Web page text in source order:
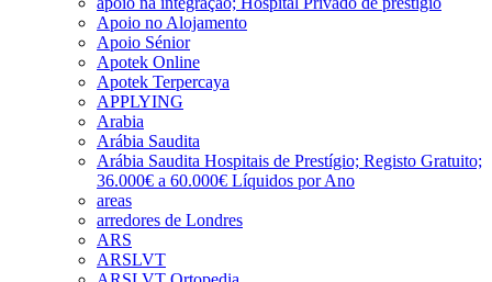
Apoio no Alojamento
Apoio Sénior
Apotek Online
Apotek Terpercaya
APPLYING
Arabia
Arábia Saudita
Arábia Saudita Hospitais de Prestígio; Registo Gratuito;
36.000€ a 60.000€ Líquidos por Ano
areas
arredores de Londres
ARS
ARSLVT